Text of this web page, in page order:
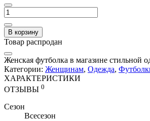
В корзину
Товар распродан
Женская футболка в магазине стильной
Категории: Женщинам, Одежда,
ХАРАКТЕРИСТИКИ
ОТЗЫВЫ 0
Сезон
Всесезон